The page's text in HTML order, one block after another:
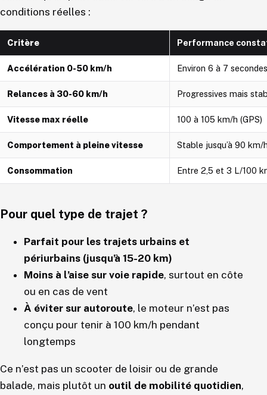
conditions réelles :
Critère Performance
Accélération 0-50 km/h Environ 6 à 7 secondes
Relances à 30-60 km/h Progressives mais
Vitesse max réelle 100 à 105 km/h (GPS)
Comportement à pleine vitesse Stable jusqu’à 90
Consommation Entre 2,5 et 3 L/100
Pour quel type de trajet ?
Parfait pour les trajets urbains et
périurbains (jusqu’à 15-20 km)
Moins à l’aise sur voie rapide, surtout en côte
ou en cas de vent
À éviter sur autoroute, le moteur n’est pas
conçu pour tenir à 100 km/h pendant
longtemps
Ce n’est pas un scooter de loisir ou de grande
balade, mais plutôt un outil de mobilité quotidien,